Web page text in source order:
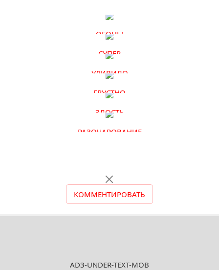
ОГОНЬ!
СУПЕР
УДИВИЛО
ГРУСТНО
ЗЛОСТЬ
РАЗОЧАРОВАНИЕ
КОММЕНТИРОВАТЬ
AD3-UNDER-TEXT-MOB